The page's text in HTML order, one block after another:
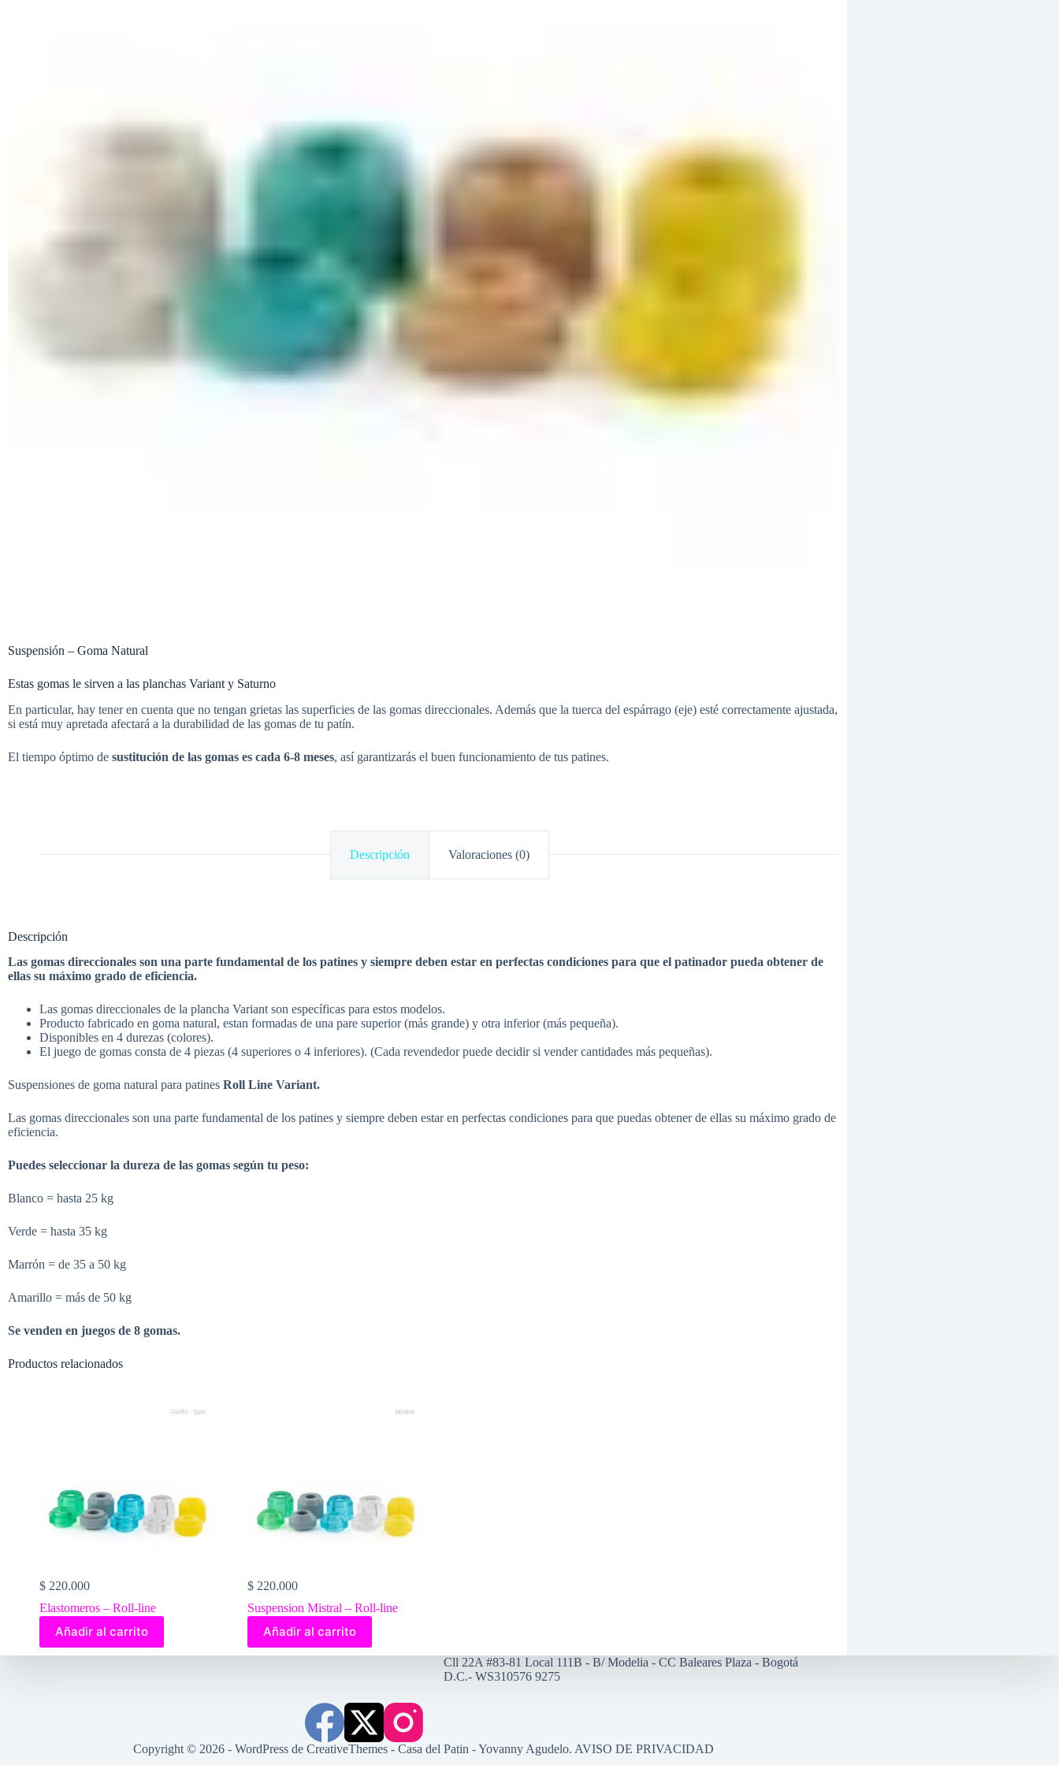
Suspensión – Goma Natural
Estas gomas le sirven a las planchas Variant y Saturno
En particular, hay tener en cuenta que no tengan grietas las superficies de las gomas direccionales. Además que la tuerca del espárrago (eje) esté correctamente ajustada,
si está muy apretada afectará a la durabilidad de las gomas de tu patín.
El tiempo óptimo de sustitución de las gomas es cada 6-8 meses, así garantizarás el buen funcionamiento de tus patines.
Descripción Valoraciones (0)
Descripción
Las gomas direccionales son una parte fundamental de los patines y siempre deben estar en perfectas condiciones para que el patinador pueda obtener de
ellas su máximo grado de eficiencia.
Las gomas direccionales de la plancha Variant son específicas para estos modelos.
Producto fabricado en goma natural, estan formadas de una pare superior (más grande) y otra inferior (más pequeña).
Disponibles en 4 durezas (colores).
El juego de gomas consta de 4 piezas (4 superiores o 4 inferiores). (Cada revendedor puede decidir si vender cantidades más pequeñas).
Suspensiones de goma natural para patines Roll Line Variant.
Las gomas direccionales son una parte fundamental de los patines y siempre deben estar en perfectas condiciones para que puedas obtener de ellas su máximo grado de
eficiencia.
Puedes seleccionar la dureza de las gomas según tu peso:
Blanco = hasta 25 kg
Verde = hasta 35 kg
Marrón = de 35 a 50 kg
Amarillo = más de 50 kg
Se venden en juegos de 8 gomas.
Productos relacionados
$ 220.000
Elastomeros – Roll-line
Añadir al carrito
$220.000
Suspension Mistral – Roll-line
Añadir al carrito
Cll 22A #83-81 Local 111B - B/ Modelia - CC Baleares Plaza - Bogotá
D.C.- WS310576 9275
Copyright © 2026 - WordPress deCreativeThemes - Casa del Patin - Yovanny Agudelo. AVISO DE PRIVACIDAD